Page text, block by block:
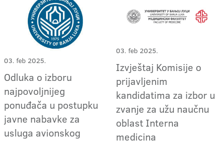
03. feb 2025.
Odluka o izboru
najpovoljnijeg
ponuđača u postupku
javne nabavke za
usluga avionskog
03. feb 2025.
Izvještaj Komisije o
prijavljenim
kandidatima za izbor u
zvanje za užu naučnu
oblast Interna
medicina